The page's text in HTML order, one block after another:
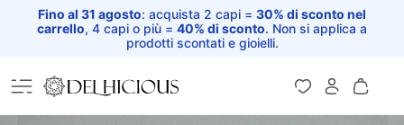
Fino al 31 agosto: acquista 2 capi = 30% di sconto nel
carrello, 4 capi o più = 40% di sconto. Non si applica a
prodotti scontati e gioielli.
Home